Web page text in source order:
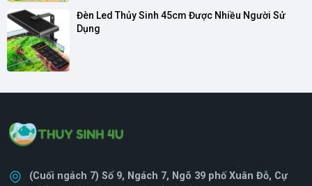
Đèn Led Thủy Sinh 45cm Được Nhiều Người Sử
Dụng
(Cuối ngách 7) Số 9, Ngách 7, Ngõ 39 phố Xuân Đỗ, Cự